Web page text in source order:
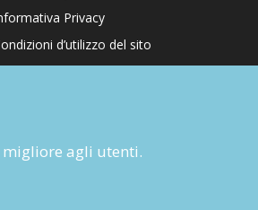
Privacy
d’utilizzo del sito
generali di abbonamento
migliore agli utenti.